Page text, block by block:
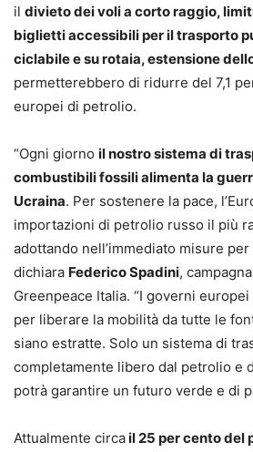
il divieto dei voli a corto raggio,
biglietti accessibili per il trasporto
ciclabile e su rotaia, estensione
permetterebbero di ridurre del 7,1
europei di petrolio.
“Ogni giorno il nostro sistema di
combustibili fossili alimenta la
Ucraina. Per sostenere la pace,
importazioni di petrolio russo il più
adottando nell’immediato misure
dichiara Federico Spadini,
Greenpeace Italia. “I governi
per liberare la mobilità da tutte le
siano estratte. Solo un sistema di
completamente libero dal petrolio e
potrà garantire un futuro verde e di
Attualmente circail 25 per cento del